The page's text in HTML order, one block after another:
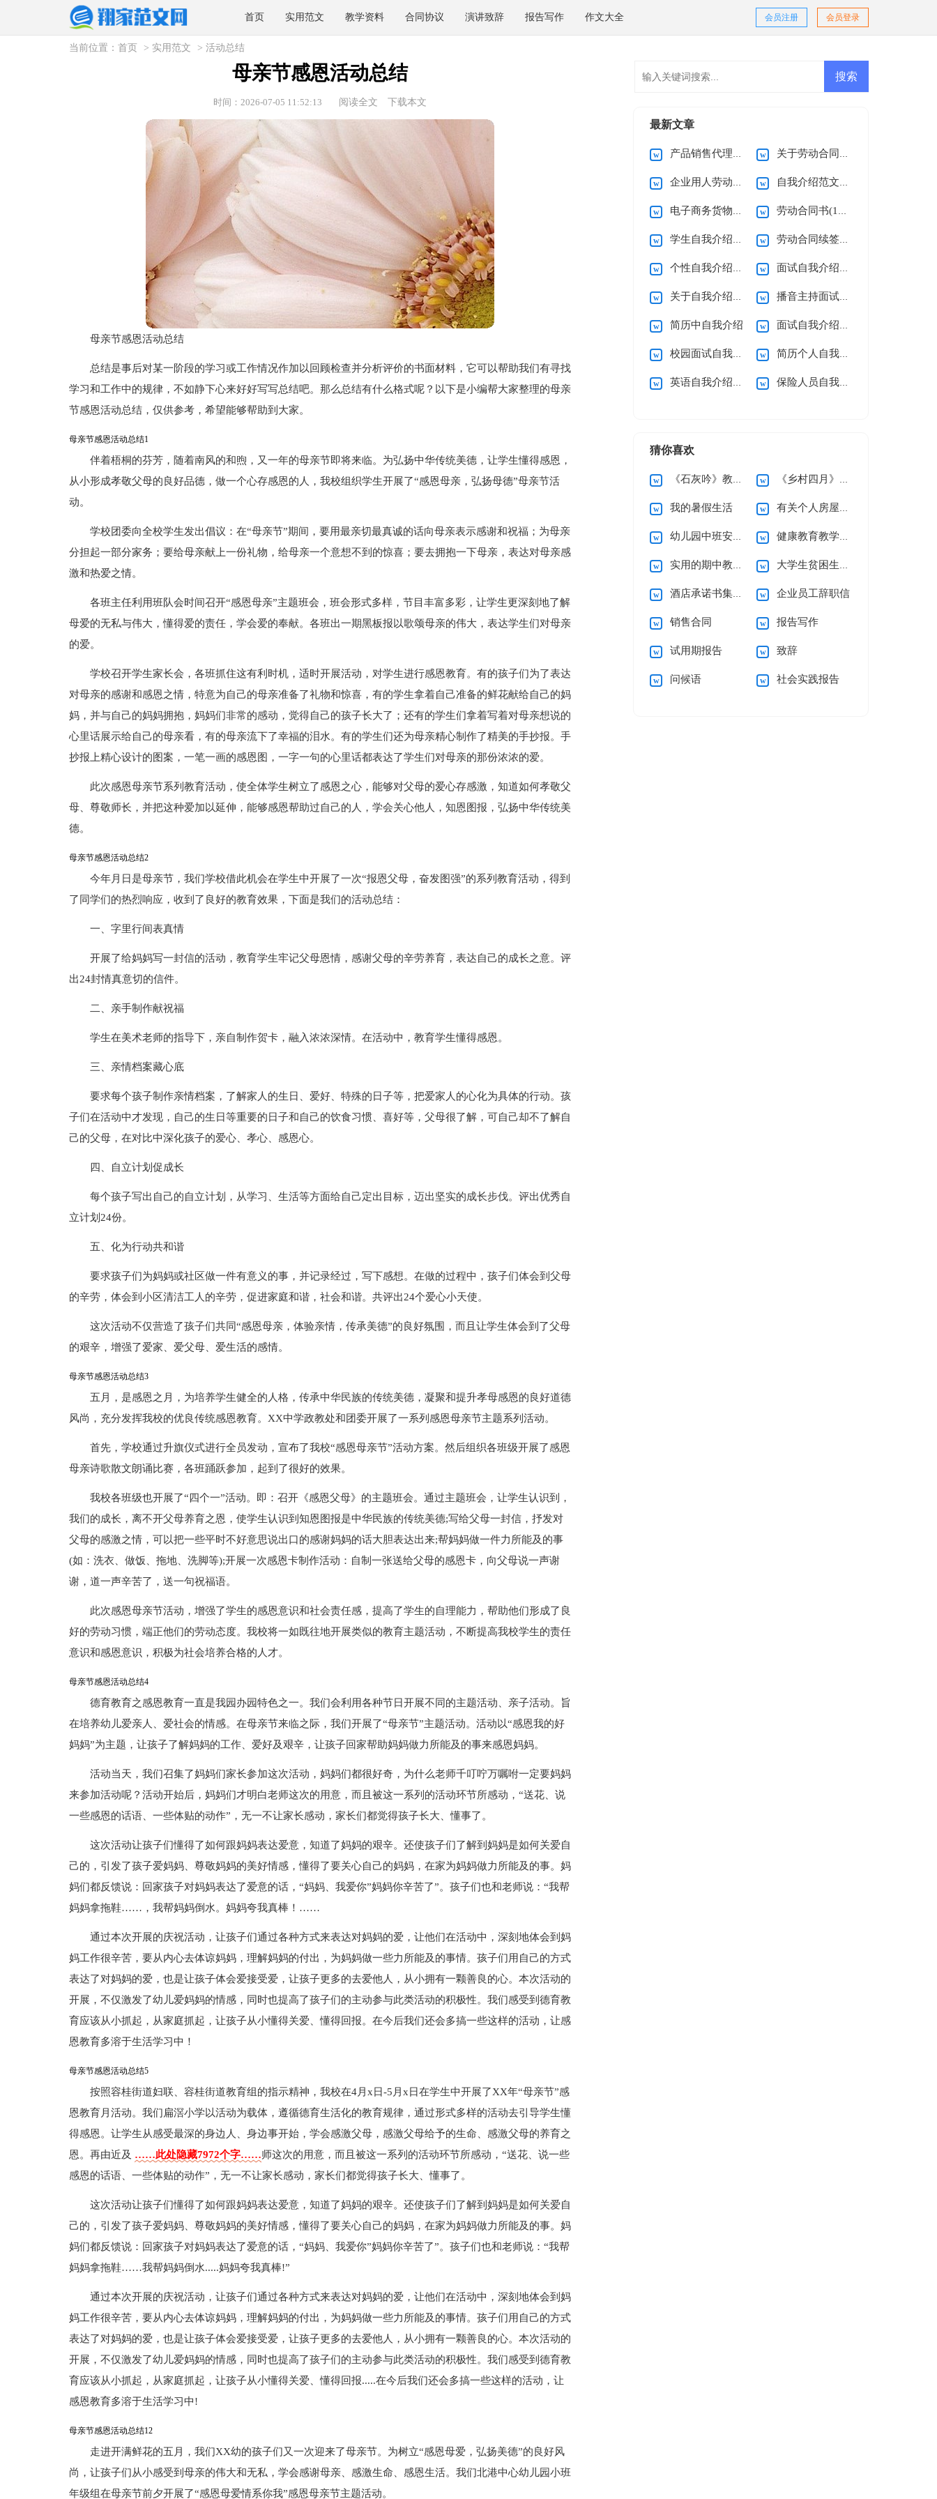
首页 实用范文 教学资料 合同协议 演讲致辞 报告写作 作文大全 会员登录
会员注册
当前位置： 首页 > 实用范文 > 活动总结
母亲节感恩活动总结
时间：2026-07-05 11:52:13 阅读全文 下载本文
母亲节感恩活动总结
总结是事后对某一阶段的学习或工作情况作加以回顾检查并分析评价的书面材料，它可以帮助我们有寻找
学习和工作中的规律，不如静下心来好好写写总结吧。那么总结有什么格式呢？以下是小编帮大家整理的母亲
节感恩活动总结，仅供参考，希望能够帮助到大家。
母亲节感恩活动总结1
伴着梧桐的芬芳，随着南风的和煦，又一年的母亲节即将来临。为弘扬中华传统美德，让学生懂得感恩，
从小形成孝敬父母的良好品德，做一个心存感恩的人，我校组织学生开展了“感恩母亲，弘扬母德”母亲节活
动。
学校团委向全校学生发出倡议：在“母亲节”期间，要用最亲切最真诚的话向母亲表示感谢和祝福；为母亲
分担起一部分家务；要给母亲献上一份礼物，给母亲一个意想不到的惊喜；要去拥抱一下母亲，表达对母亲感
激和热爱之情。
各班主任利用班队会时间召开“感恩母亲”主题班会，班会形式多样，节目丰富多彩，让学生更深刻地了解
母爱的无私与伟大，懂得爱的责任，学会爱的奉献。各班出一期黑板报以歌颂母亲的伟大，表达学生们对母亲
的爱。
学校召开学生家长会，各班抓住这有利时机，适时开展活动，对学生进行感恩教育。有的孩子们为了表达
对母亲的感谢和感恩之情，特意为自己的母亲准备了礼物和惊喜，有的学生拿着自己准备的鲜花献给自己的妈
妈，并与自己的妈妈拥抱，妈妈们非常的感动，觉得自己的孩子长大了；还有的学生们拿着写着对母亲想说的
心里话展示给自己的母亲看，有的母亲流下了幸福的泪水。有的学生们还为母亲精心制作了精美的手抄报。手
抄报上精心设计的图案，一笔一画的感恩图，一字一句的心里话都表达了学生们对母亲的那份浓浓的爱。
此次感恩母亲节系列教育活动，使全体学生树立了感恩之心，能够对父母的爱心存感激，知道如何孝敬父
母、尊敬师长，并把这种爱加以延伸，能够感恩帮助过自己的人，学会关心他人，知恩图报，弘扬中华传统美
德。
母亲节感恩活动总结2
今年月日是母亲节，我们学校借此机会在学生中开展了一次“报恩父母，奋发图强”的系列教育活动，得到
了同学们的热烈响应，收到了良好的教育效果，下面是我们的活动总结：
一、字里行间表真情
开展了给妈妈写一封信的活动，教育学生牢记父母恩情，感谢父母的辛劳养育，表达自己的成长之意。评
出24封情真意切的信件。
二、亲手制作献祝福
学生在美术老师的指导下，亲自制作贺卡，融入浓浓深情。在活动中，教育学生懂得感恩。
三、亲情档案藏心底
要求每个孩子制作亲情档案，了解家人的生日、爱好、特殊的日子等，把爱家人的心化为具体的行动。孩
子们在活动中才发现，自己的生日等重要的日子和自己的饮食习惯、喜好等，父母很了解，可自己却不了解自
己的父母，在对比中深化孩子的爱心、孝心、感恩心。
四、自立计划促成长
每个孩子写出自己的自立计划，从学习、生活等方面给自己定出目标，迈出坚实的成长步伐。评出优秀自
立计划24份。
五、化为行动共和谐
要求孩子们为妈妈或社区做一件有意义的事，并记录经过，写下感想。在做的过程中，孩子们体会到父母
的辛劳，体会到小区清洁工人的辛劳，促进家庭和谐，社会和谐。共评出24个爱心小天使。
这次活动不仅营造了孩子们共同“感恩母亲，体验亲情，传承美德”的良好氛围，而且让学生体会到了父母
的艰辛，增强了爱家、爱父母、爱生活的感情。
母亲节感恩活动总结3
五月，是感恩之月，为培养学生健全的人格，传承中华民族的传统美德，凝聚和提升孝母感恩的良好道德
风尚，充分发挥我校的优良传统感恩教育。XX中学政教处和团委开展了一系列感恩母亲节主题系列活动。
首先，学校通过升旗仪式进行全员发动，宣布了我校“感恩母亲节”活动方案。然后组织各班级开展了感恩
母亲诗歌散文朗诵比赛，各班踊跃参加，起到了很好的效果。
我校各班级也开展了“四个一”活动。即：召开《感恩父母》的主题班会。通过主题班会，让学生认识到，
我们的成长，离不开父母养育之恩，使学生认识到知恩图报是中华民族的传统美德;写给父母一封信，抒发对
父母的感激之情，可以把一些平时不好意思说出口的感谢妈妈的话大胆表达出来;帮妈妈做一件力所能及的事
(如：洗衣、做饭、拖地、洗脚等);开展一次感恩卡制作活动：自制一张送给父母的感恩卡，向父母说一声谢
谢，道一声辛苦了，送一句祝福语。
此次感恩母亲节活动，增强了学生的感恩意识和社会责任感，提高了学生的自理能力，帮助他们形成了良
好的劳动习惯，端正他们的劳动态度。我校将一如既往地开展类似的教育主题活动，不断提高我校学生的责任
意识和感恩意识，积极为社会培养合格的人才。
母亲节感恩活动总结4
德育教育之感恩教育一直是我园办园特色之一。我们会利用各种节日开展不同的主题活动、亲子活动。旨
在培养幼儿爱亲人、爱社会的情感。在母亲节来临之际，我们开展了“母亲节”主题活动。活动以“感恩我的好
妈妈”为主题，让孩子了解妈妈的工作、爱好及艰辛，让孩子回家帮助妈妈做力所能及的事来感恩妈妈。
活动当天，我们召集了妈妈们家长参加这次活动，妈妈们都很好奇，为什么老师千叮咛万嘱咐一定要妈妈
来参加活动呢？活动开始后，妈妈们才明白老师这次的用意，而且被这一系列的活动环节所感动，“送花、说
一些感恩的话语、一些体贴的动作”，无一不让家长感动，家长们都觉得孩子长大、懂事了。
这次活动让孩子们懂得了如何跟妈妈表达爱意，知道了妈妈的艰辛。还使孩子们了解到妈妈是如何关爱自
己的，引发了孩子爱妈妈、尊敬妈妈的美好情感，懂得了要关心自己的妈妈，在家为妈妈做力所能及的事。妈
妈们都反馈说：回家孩子对妈妈表达了爱意的话，“妈妈、我爱你”妈妈你辛苦了”。孩子们也和老师说：“我帮
妈妈拿拖鞋……，我帮妈妈倒水。妈妈夸我真棒！……
通过本次开展的庆祝活动，让孩子们通过各种方式来表达对妈妈的爱，让他们在活动中，深刻地体会到妈
妈工作很辛苦，要从内心去体谅妈妈，理解妈妈的付出，为妈妈做一些力所能及的事情。孩子们用自己的方式
表达了对妈妈的爱，也是让孩子体会爱接受爱，让孩子更多的去爱他人，从小拥有一颗善良的心。本次活动的
开展，不仅激发了幼儿爱妈妈的情感，同时也提高了孩子们的主动参与此类活动的积极性。我们感受到德育教
育应该从小抓起，从家庭抓起，让孩子从小懂得关爱、懂得回报。在今后我们还会多搞一些这样的活动，让感
恩教育多溶于生活学习中！
母亲节感恩活动总结5
按照容桂街道妇联、容桂街道教育组的指示精神，我校在4月x日-5月x日在学生中开展了XX年“母亲节”感
恩教育月活动。我们扁滘小学以活动为载体，遵循德育生活化的教育规律，通过形式多样的活动去引导学生懂
得感恩。让学生从感受最深的身边人、身边事开始，学会感激父母，感激父母给予的生命、感激父母的养育之
恩。再由近及 ……此处隐藏7972个字……师这次的用意，而且被这一系列的活动环节所感动，“送花、说一些
感恩的话语、一些体贴的动作”，无一不让家长感动，家长们都觉得孩子长大、懂事了。
这次活动让孩子们懂得了如何跟妈妈表达爱意，知道了妈妈的艰辛。还使孩子们了解到妈妈是如何关爱自
己的，引发了孩子爱妈妈、尊敬妈妈的美好情感，懂得了要关心自己的妈妈，在家为妈妈做力所能及的事。妈
妈们都反馈说：回家孩子对妈妈表达了爱意的话，“妈妈、我爱你”妈妈你辛苦了”。孩子们也和老师说：“我帮
妈妈拿拖鞋……我帮妈妈倒水.....妈妈夸我真棒!”
通过本次开展的庆祝活动，让孩子们通过各种方式来表达对妈妈的爱，让他们在活动中，深刻地体会到妈
妈工作很辛苦，要从内心去体谅妈妈，理解妈妈的付出，为妈妈做一些力所能及的事情。孩子们用自己的方式
表达了对妈妈的爱，也是让孩子体会爱接受爱，让孩子更多的去爱他人，从小拥有一颗善良的心。本次活动的
开展，不仅激发了幼儿爱妈妈的情感，同时也提高了孩子们的主动参与此类活动的积极性。我们感受到德育教
育应该从小抓起，从家庭抓起，让孩子从小懂得关爱、懂得回报.....在今后我们还会多搞一些这样的活动，让
感恩教育多溶于生活学习中!
母亲节感恩活动总结12
走进开满鲜花的五月，我们XX幼的孩子们又一次迎来了母亲节。为树立“感恩母爱，弘扬美德”的良好风
尚，让孩子们从小感受到母亲的伟大和无私，学会感谢母亲、感激生命、感恩生活。我们北港中心幼儿园小班
年级组在母亲节前夕开展了“感恩母爱情系你我”感恩母亲节主题活动。
最新文章
产品销售代理合同(15篇) 关于劳动合同的注意事项
企业用人劳动合同7篇 自我介绍范文(15篇)
电子商务货物销售合同 劳动合同书(15篇)
学生自我介绍【精】 劳动合同续签申请书(范文)
个性自我介绍范文 面试自我介绍汇编15篇
关于自我介绍【热门】 播音主持面试自我介绍
简历中自我介绍 面试自我介绍【热门】
校园面试自我介绍 简历个人自我介绍
英语自我介绍合集15篇 保险人员自我介绍
猜你喜欢
《石灰吟》教案5篇 《乡村四月》说课稿
我的暑假生活 有关个人房屋租赁合同范文10篇
幼儿园中班安全工作计划 健康教育教学计划
实用的期中教学总结3篇 大学生贫困生助学金申请书
酒店承诺书集锦六篇 企业员工辞职信
销售合同 报告写作
试用期报告 致辞
问候语 社会实践报告